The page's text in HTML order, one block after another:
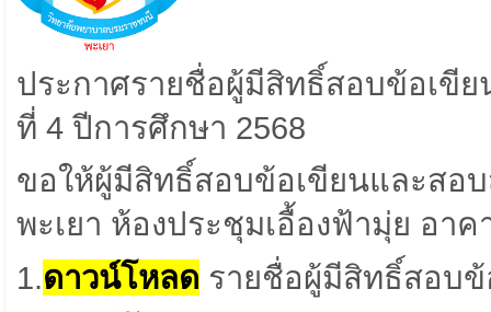
ประกาศรายชื่อผู้มีสิทธิ์สอบข้อเขี
ที่ 4 ปีการศึกษา 2568
ขอให้ผู้มีสิทธิ์สอบข้อเขียนและส
พะเยา ห้องประชุมเอื้องฟ้ามุ่ย อาค
1.ดาวน์โหลด รายชื่อผู้มีสิทธิ์สอบข้